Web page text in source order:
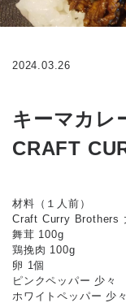
2024.03.26
キーマカレ
CRAFT
材料（１人前）
Craft Curry Brothers
舞茸 100g
鶏挽肉 100g
卵 1個
ピンクペッパー 少々
ホワイトペッパー 少々